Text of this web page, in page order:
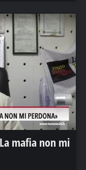
mafia non mi